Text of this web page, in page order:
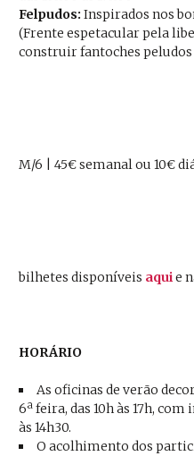
Felpudos: Inspirados nos
(Frente espetacular pela
construir fantoches
M/6 | 45€ semanal ou 10€
bilhetes disponíveis aquie
HORÁRIO
As oficinas de verão
6ª feira, das 10h às 17h,
às 14h30.
O acolhimento dos